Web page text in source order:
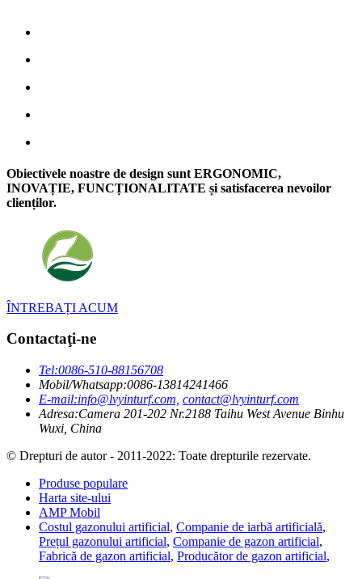
Obiectivele noastre de design sunt ERGONOMIC,
INOVAȚIE, FUNCȚIONALITATE și satisfacerea nevoilor
clienților.
ÎNTREBAȚI ACUM
Contactaţi-ne
Tel:0086-510-88156708
Mobil/Whatsapp:0086-13814241466
E-mail:info@lvyinturf.com, contact@lvyinturf.com
Adresa:Camera 201-202 Nr.2188 Taihu West Avenue Binhu
Wuxi, China
© Drepturi de autor - 2011-2022: Toate drepturile rezervate.
Produse populare
Harta site-ului
AMP Mobil
Costul gazonului artificial, Companie de iarbă artificială,
Prețul gazonului artificial, Companie de gazon artificial,
Fabrică de gazon artificial, Producător de gazon artificial,